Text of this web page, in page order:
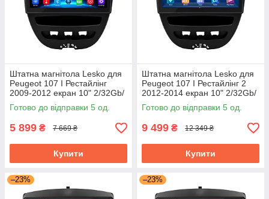
Штатна магнітола Lesko для
Peugeot 107 I Рестайлінг
2009-2012 екран 10" 2/32Gb/
Wi-Fi Optima GPS Android
Готово до відправки 5 од.
5 899 ₴ 7 669 ₴
Купити
Штатна магнітола Lesko для
Peugeot 107 I Рестайлінг 2
2012-2014 екран 10" 2/32Gb/
4G/ Wi-Fi Top GPS
Готово до відправки 5 од.
9 499 ₴ 12 349 ₴
Купити
–23% –23%